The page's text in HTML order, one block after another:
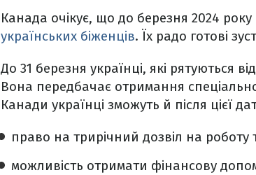
Канада очікує, що до березня 2024
українських біженців. Їх радо готові
До 31 березня українці, які рятуються
Вона передбачає отримання
Канади українці зможуть й після цієї
право на трирічний дозвіл на
можливість отримати фінансову